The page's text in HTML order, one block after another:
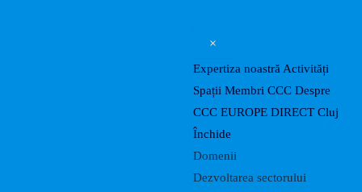
×
Expertiza noastră Activități
Spații Membri CCC Despre
CCC EUROPE DIRECT Cluj
Închide
Domenii
Dezvoltarea sectorului